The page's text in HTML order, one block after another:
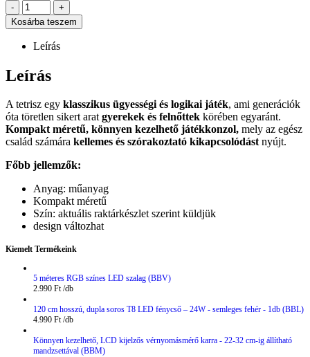
-
+
Kosárba teszem
Leírás
Leírás
A tetrisz egy klasszikus ügyességi és logikai játék, ami generációk
óta töretlen sikert aratgyerekek és felnőttek körében egyaránt.
Kompakt méretű, könnyen kezelhető játékkonzol, mely az egész
család számára kellemes és szórakoztató kikapcsolódástnyújt.
Főbb jellemzők:
Anyag: műanyag
Kompakt méretű
Szín: aktuális raktárkészlet szerint küldjük
design változhat
Kiemelt Termékeink
5 méteres RGB színes LED szalag (BBV)
2.990 Ft
120 cm hosszú, dupla soros T8 LED fénycső – 24W - semleges fehér - 1db (BBL)
4.990 Ft
Könnyen kezelhető, LCD kijelzős vérnyomásmérő karra - 22-32 cm-ig állítható
mandzsettával (BBM)